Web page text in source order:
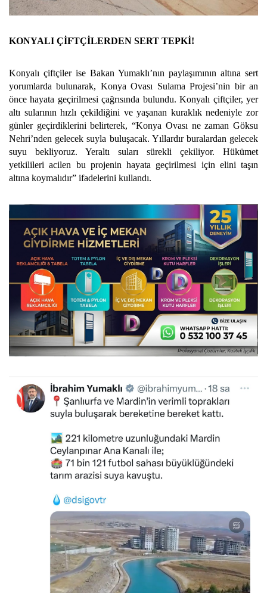
KONYALI ÇİFTÇİLERDEN SERT TEPKİ!
Konyalı çiftçiler ise Bakan Yumaklı’nın paylaşımının altına sert
yorumlarda bulunarak, Konya Ovası Sulama Projesi’nin bir an
önce hayata geçirilmesi çağrısında bulundu. Konyalı çiftçiler, yer
altı sularının hızlı çekildiğini ve yaşanan kuraklık nedeniyle zor
günler geçirdiklerini belirterek, “Konya Ovası ne zaman Göksu
Nehri’nden gelecek suyla buluşacak. Yıllardır buralardan gelecek
suyu bekliyoruz. Yeraltı suları sürekli çekiliyor. Hükümet
yetkilileri acilen bu projenin hayata geçirilmesi için elini taşın
altına koymalıdır” ifadelerini kullandı.